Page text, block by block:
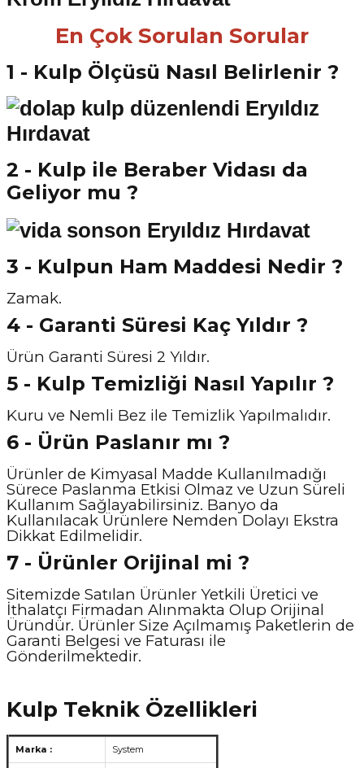
En Çok Sorulan Sorular
1 - Kulp Ölçüsü Nasıl Belirlenir ?
2 - Kulp ile Beraber Vidası da
Geliyor mu ?
3 - Kulpun Ham Maddesi Nedir ?
Zamak.
4 - Garanti Süresi Kaç Yıldır ?
Ürün Garanti Süresi 2 Yıldır.
5 - Kulp Temizliği Nasıl Yapılır ?
Kuru ve Nemli Bez ile Temizlik Yapılmalıdır.
6 - Ürün Paslanır mı ?
Ürünler de Kimyasal Madde Kullanılmadığı
Sürece Paslanma Etkisi Olmaz ve Uzun Süreli
Kullanım Sağlayabilirsiniz. Banyo da
Kullanılacak Ürünlere Nemden Dolayı Ekstra
Dikkat Edilmelidir.
7 - Ürünler Orijinal mi ?
Sitemizde Satılan Ürünler Yetkili Üretici ve
İthalatçı Firmadan Alınmakta Olup Orijinal
Üründür. Ürünler Size Açılmamış Paketlerin de
Garanti Belgesi ve Faturası ile
Gönderilmektedir.
Kulp Teknik Özellikleri
Marka : System